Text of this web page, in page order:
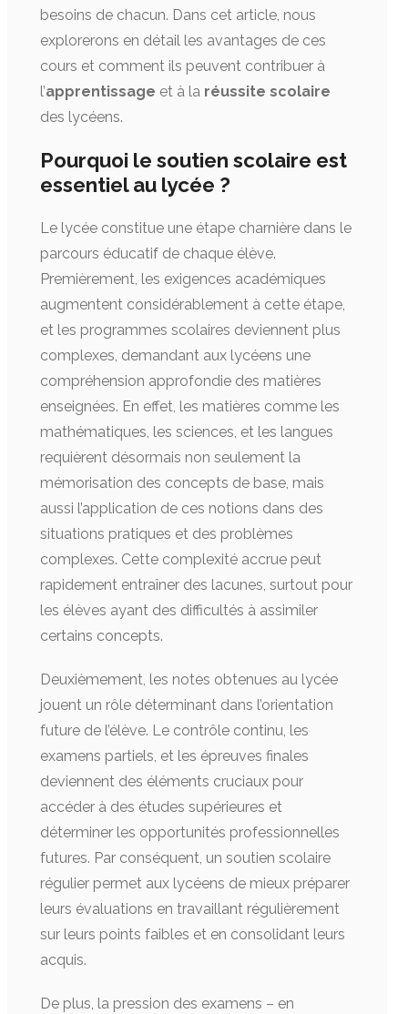
besoins de chacun. Dans cet article, nous
explorerons en détail les avantages de ces
cours et comment ils peuvent contribuer à
l’apprentissage et à la réussite scolaire
des lycéens.
Pourquoi le soutien scolaire est
essentiel au lycée ?
Le lycée constitue une étape charnière dans le
parcours éducatif de chaque élève.
Premièrement, les exigences académiques
augmentent considérablement à cette étape,
et les programmes scolaires deviennent plus
complexes, demandant aux lycéens une
compréhension approfondie des matières
enseignées. En effet, les matières comme les
mathématiques, les sciences, et les langues
requièrent désormais non seulement la
mémorisation des concepts de base, mais
aussi l’application de ces notions dans des
situations pratiques et des problèmes
complexes. Cette complexité accrue peut
rapidement entraîner des lacunes, surtout pour
les élèves ayant des difficultés à assimiler
certains concepts.
Deuxièmement, les notes obtenues au lycée
jouent un rôle déterminant dans l’orientation
future de l’élève. Le contrôle continu, les
examens partiels, et les épreuves finales
deviennent des éléments cruciaux pour
accéder à des études supérieures et
déterminer les opportunités professionnelles
futures. Par conséquent, un soutien scolaire
régulier permet aux lycéens de mieux préparer
leurs évaluations en travaillant régulièrement
sur leurs points faibles et en consolidant leurs
acquis.
De plus, la pression des examens – en